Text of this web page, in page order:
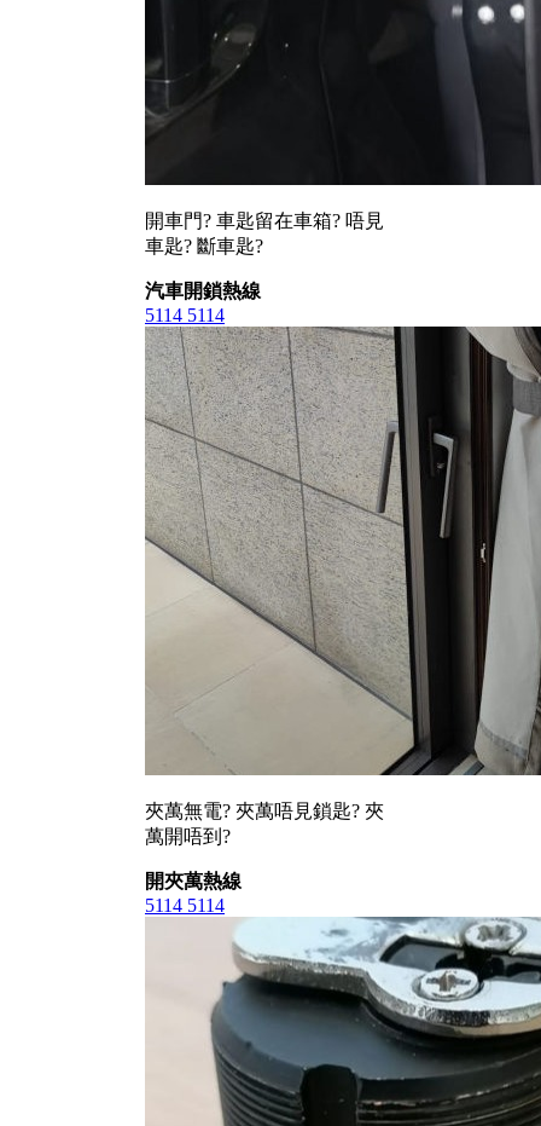
開車門? 車匙留在車箱? 唔見
車匙? 斷車匙?
汽車開鎖熱線
5114 5114
夾萬無電? 夾萬唔見鎖匙? 夾
萬開唔到?
開夾萬熱線
5114 5114